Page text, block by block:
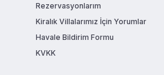
Rezervasyonlarım
Kiralık Villalarımız İçin Yorumlar
Havale Bildirim Formu
KVKK